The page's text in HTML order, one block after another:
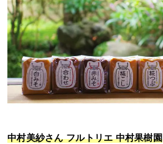
中村美紗さん フルトリエ 中村果樹園